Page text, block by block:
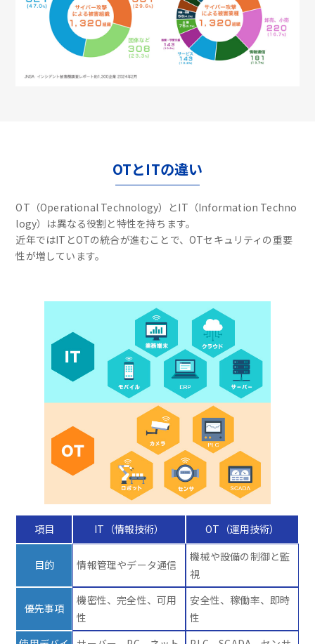
OTとITの違い
OT（Operational Technology）とIT（Information Techno
logy）は異なる役割と特性を持ちます。
近年ではITとOTの統合が進むことで、OTセキュリティの重要
性が増しています。
項目 IT（情報技術） OT（運用技術）
目的 情報管理やデータ通信
機械や設備の制御と監
視
優先事項
機密性、完全性、可用
性
安全性、稼働率、即時
性